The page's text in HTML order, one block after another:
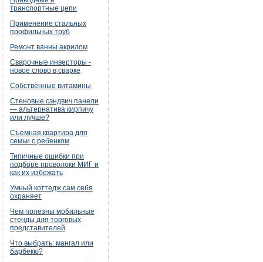
транспортные цепи
Применение стальных
профильных труб
Ремонт ванны акрилом
Сварочные инверторы -
новое слово в сварке
Собственные витамины
Стеновые сэндвич панели
— альтернатива кирпичу
или лучше?
Съемная квартира для
семьи с ребенком
Типичные ошибки при
подборе проволоки МИГ и
как их избежать
Умный коттедж сам себя
охраняет
Чем полезны мобильные
стенды для торговых
представителей
Что выбрать: мангал или
барбекю?